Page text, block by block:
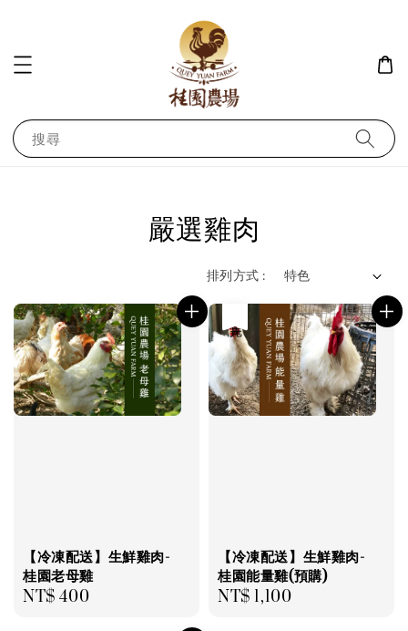
搜尋
嚴選雞肉
排列方式 :
【冷凍配送】生鮮雞肉-
桂園老母雞
Regular
NT$ 400
【冷凍配送】生鮮雞肉-
桂園能量雞(預購)
Regular
NT$ 1,100